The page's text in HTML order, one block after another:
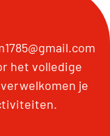
het volledige
je